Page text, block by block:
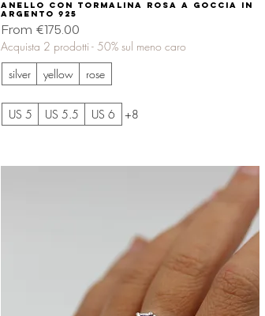
Quick View
Anello con tormalina rosa a goccia in
argento 925
From €175.00
Sale Price
Acquista 2 prodotti - 50% sul meno caro
silver
yellow rose
US 5 US 5.5 US 6 +8